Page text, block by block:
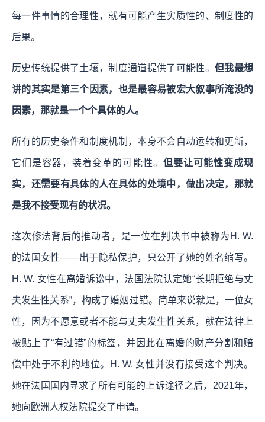
每一件事情的合理性，就有可能产生实质性的、制度性的
后果。
历史传统提供了土壤，制度通道提供了可能性。 但我最想
讲的其实是第三个因素，也是最容易被宏大叙事所淹没的
因素，那就是一个个具体的人。
所有的历史条件和制度机制，本身不会自动运转和更新，
它们是容器，装着变革的可能性。 但要让可能性变成现
实，还需要有具体的人在具体的处境中，做出决定，那就
是我不接受现有的状况。
这次修法背后的推动者，是一位在判决书中被称为H. W.
的法国女性——出于隐私保护，只公开了她的姓名缩写。
H. W. 女性在离婚诉讼中，法国法院认定她“长期拒绝与丈
夫发生性关系”，构成了婚姻过错。简单来说就是，一位女
性，因为不愿意或者不能与丈夫发生性关系，就在法律上
被贴上了“有过错”的标签，并因此在离婚的财产分割和赔
偿中处于不利的地位。H. W. 女性并没有接受这个判决。
她在法国国内寻求了所有可能的上诉途径之后，2021年，
她向欧洲人权法院提交了申请。